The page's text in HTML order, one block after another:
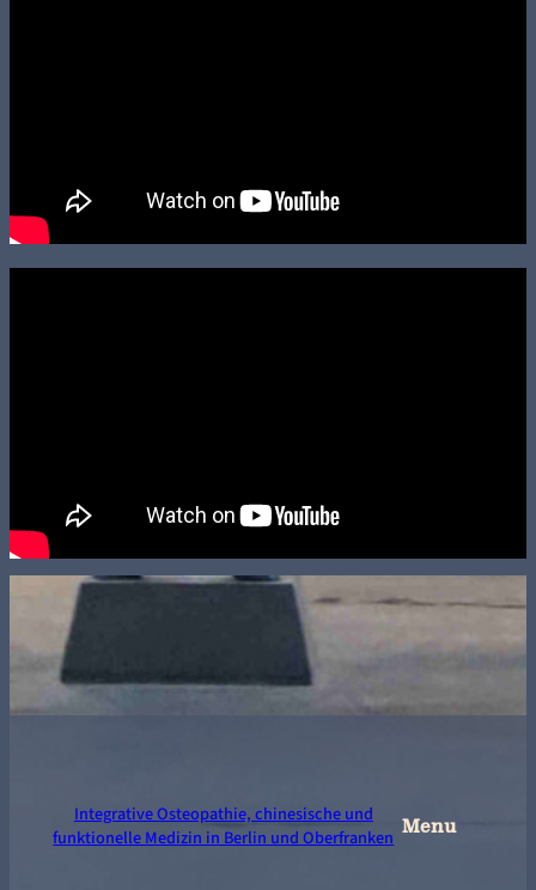
Integrative Osteopathie, chinesische und
funktionelle Medizin in Berlin und Oberfranken Menu